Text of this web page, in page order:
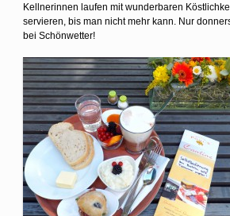
Kellnerinnen laufen mit wunderbaren
servieren, bis man nicht mehr kann. Nur
bei Schönwetter!